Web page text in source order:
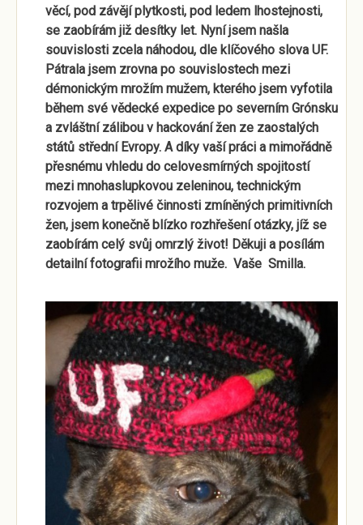
věcí, pod závějí plytkosti, pod ledem lhostejnosti,
se zaobírám již desítky let. Nyní jsem našla
souvislosti zcela náhodou, dle klíčového slova UF.
Pátrala jsem zrovna po souvislostech mezi
démonickým mrožím mužem, kterého jsem vyfotila
během své vědecké expedice po severním Grónsku
a zvláštní zálibou v hackování žen ze zaostalých
států střední Evropy. A díky vaší práci a mimořádně
přesnému vhledu do celovesmírných spojitostí
mezi mnohaslupkovou zeleninou, technickým
rozvojem a trpělivé činnosti zmíněných primitivních
žen, jsem konečně blízko rozhřešení otázky, jíž se
zaobírám celý svůj omrzlý život! Děkuji a posílám
detailní fotografii mrožího muže. Vaše Smilla.